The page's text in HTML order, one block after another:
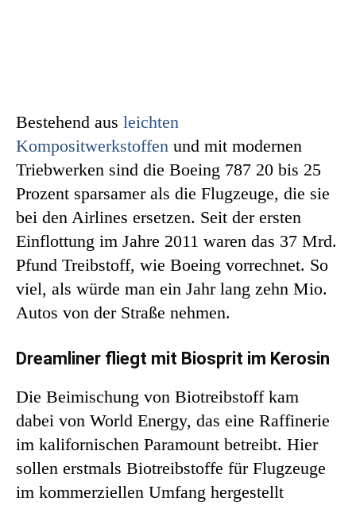
Bestehend aus leichten
Kompositwerkstoffen und mit modernen
Triebwerken sind die Boeing 787 20 bis 25
Prozent sparsamer als die Flugzeuge, die sie
bei den Airlines ersetzen. Seit der ersten
Einflottung im Jahre 2011 waren das 37 Mrd.
Pfund Treibstoff, wie Boeing vorrechnet. So
viel, als würde man ein Jahr lang zehn Mio.
Autos von der Straße nehmen.
Dreamliner fliegt mit Biosprit im Kerosin
Die Beimischung von Biotreibstoff kam
dabei von World Energy, das eine Raffinerie
im kalifornischen Paramount betreibt. Hier
sollen erstmals Biotreibstoffe für Flugzeuge
im kommerziellen Umfang hergestellt